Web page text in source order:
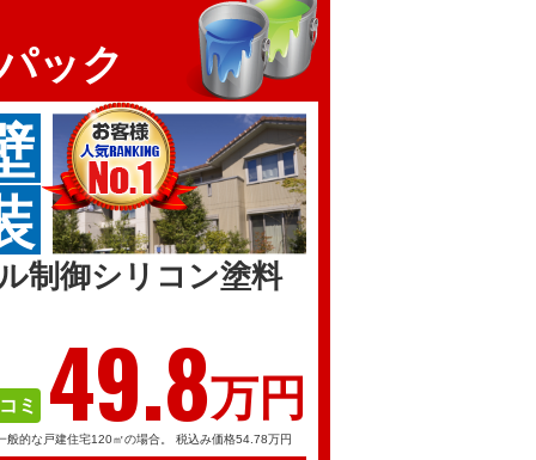
ック
制御シリコン塗料
ミ 49.8万円
般的な戸建住宅120㎡の場合。 税込み価格54.78万円